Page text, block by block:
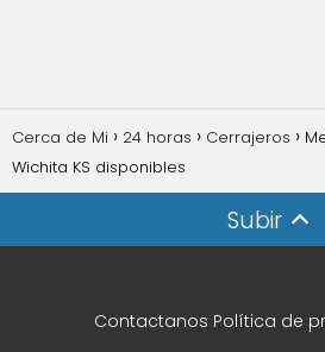
Cerca de Mi 24 horas Cerrajeros
Wichita KS disponibles
Subir
Contactanos Política de